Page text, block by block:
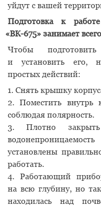
уйдут с вашей
Подготовка к
«ВК-675» занимает
Чтобы
и установить его,
простых действий:
1. Снять крышку
2. Поместить внутрь
соблюдая полярность.
3. Плотно
установлены
работать.
4. Работающий
на всю глубину, но
находилась над